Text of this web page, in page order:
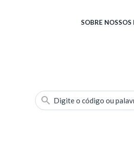
SOBRE NOSSOS
Digite o código ou